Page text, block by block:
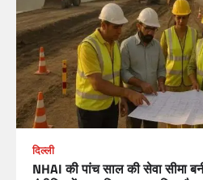
दिल्ली
NHAI की पांच साल की सेवा सीमा